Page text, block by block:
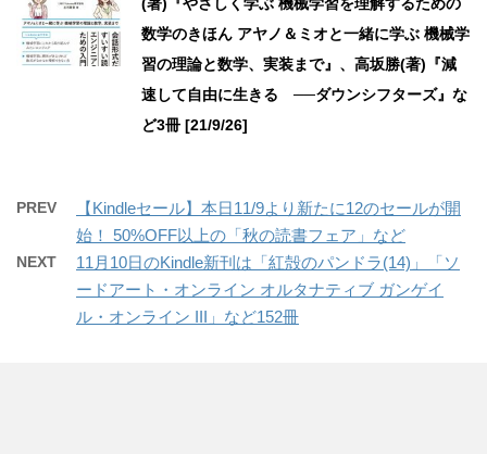
数学のきほん アヤノ＆ミオと一緒に学ぶ 機械学
習の理論と数学、実装まで』、高坂勝(著)『減
速して自由に生きる ──ダウンシフターズ』な
ど3冊 [21/9/26]
PREV
【Kindleセール】本日11/9より新たに12のセールが開
始！ 50%OFF以上の「秋の読書フェア」など
NEXT
11月10日のKindle新刊は「紅殻のパンドラ(14)」「ソ
ードアート・オンライン オルタナティブ ガンゲイ
ル・オンライン III」など152冊